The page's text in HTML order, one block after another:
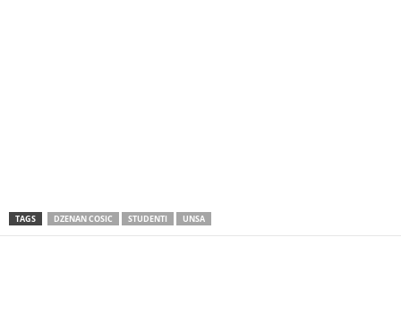
TAGS DZENAN COSIC STUDENTI UNSA